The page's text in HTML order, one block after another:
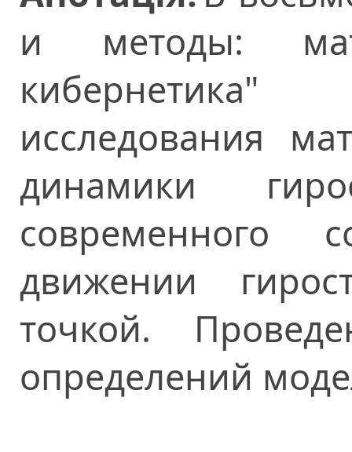
и методы:
исследования
динамики
современного
движении
точкой.
определений